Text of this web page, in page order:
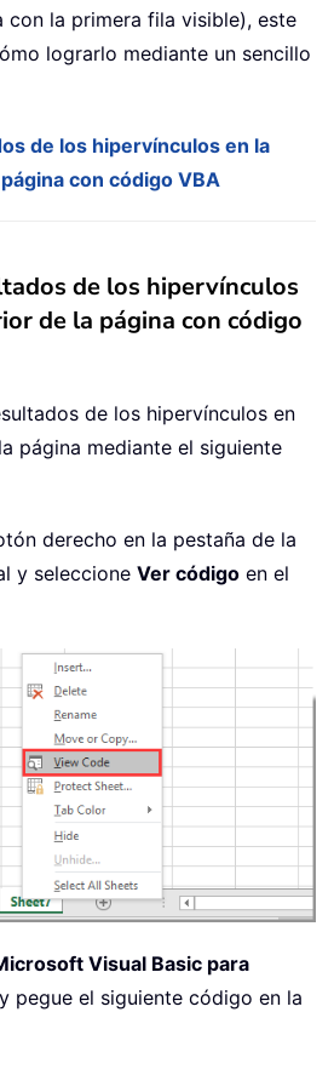
con la primera fila visible), este
lograrlo mediante un sencillo
de los hipervínculos en la
con código VBA
de los hipervínculos
de la página con código
de los hipervínculos en
página mediante el siguiente
derecho en la pestaña de la
y seleccione Ver código en el
Visual Basic para
pegue el siguiente código en la